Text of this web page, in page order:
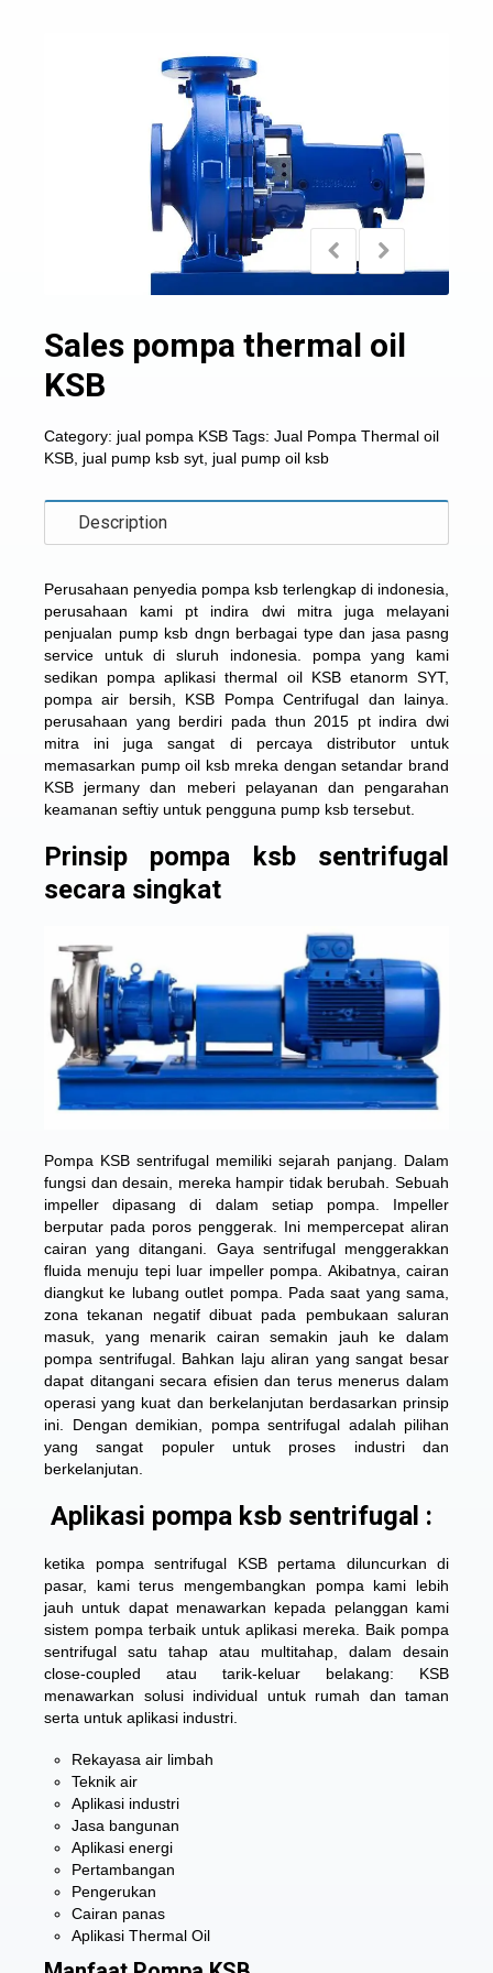
Sales pompa thermal oil
KSB
Category: jual pompa KSB Tags: Jual Pompa Thermal oil
KSB, jual pump ksb syt, jual pump oil ksb
Description
Perusahaan penyedia pompa ksb terlengkap di indonesia,
perusahaan kami pt indira dwi mitra juga melayani
penjualan pump ksb dngn berbagai type dan jasa pasng
service untuk di sluruh indonesia. pompa yang kami
sedikan pompa aplikasi thermal oil KSB etanorm SYT,
pompa air bersih, KSB Pompa Centrifugal dan lainya.
perusahaan yang berdiri pada thun 2015 pt indira dwi
mitra ini juga sangat di percaya distributor untuk
memasarkan pump oil ksb mreka dengan setandar brand
KSB jermany dan meberi pelayanan dan pengarahan
keamanan seftiy untuk pengguna pump ksb tersebut.
Prinsip pompa ksb sentrifugal
secara singkat
Pompa KSB sentrifugal memiliki sejarah panjang. Dalam
fungsi dan desain, mereka hampir tidak berubah. Sebuah
impeller dipasang di dalam setiap pompa. Impeller
berputar pada poros penggerak. Ini mempercepat aliran
cairan yang ditangani. Gaya sentrifugal menggerakkan
fluida menuju tepi luar impeller pompa. Akibatnya, cairan
diangkut ke lubang outlet pompa. Pada saat yang sama,
zona tekanan negatif dibuat pada pembukaan saluran
masuk, yang menarik cairan semakin jauh ke dalam
pompa sentrifugal. Bahkan laju aliran yang sangat besar
dapat ditangani secara efisien dan terus menerus dalam
operasi yang kuat dan berkelanjutan berdasarkan prinsip
ini. Dengan demikian, pompa sentrifugal adalah pilihan
yang sangat populer untuk proses industri dan
berkelanjutan.
Aplikasi pompa ksb sentrifugal :
ketika pompa sentrifugal KSB pertama diluncurkan di
pasar, kami terus mengembangkan pompa kami lebih
jauh untuk dapat menawarkan kepada pelanggan kami
sistem pompa terbaik untuk aplikasi mereka. Baik pompa
sentrifugal satu tahap atau multitahap, dalam desain
close-coupled atau tarik-keluar belakang: KSB
menawarkan solusi individual untuk rumah dan taman
serta untuk aplikasi industri.
Rekayasa air limbah
Teknik air
Aplikasi industri
Jasa bangunan
Aplikasi energi
Pertambangan
Pengerukan
Cairan panas
Aplikasi Thermal Oil